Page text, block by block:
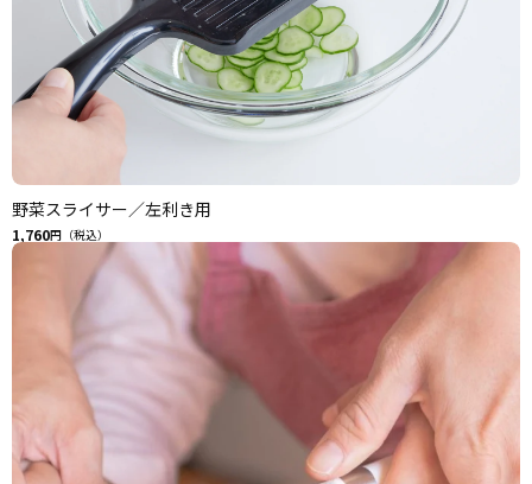
野菜スライサー／左利き用
1,760円（税込）